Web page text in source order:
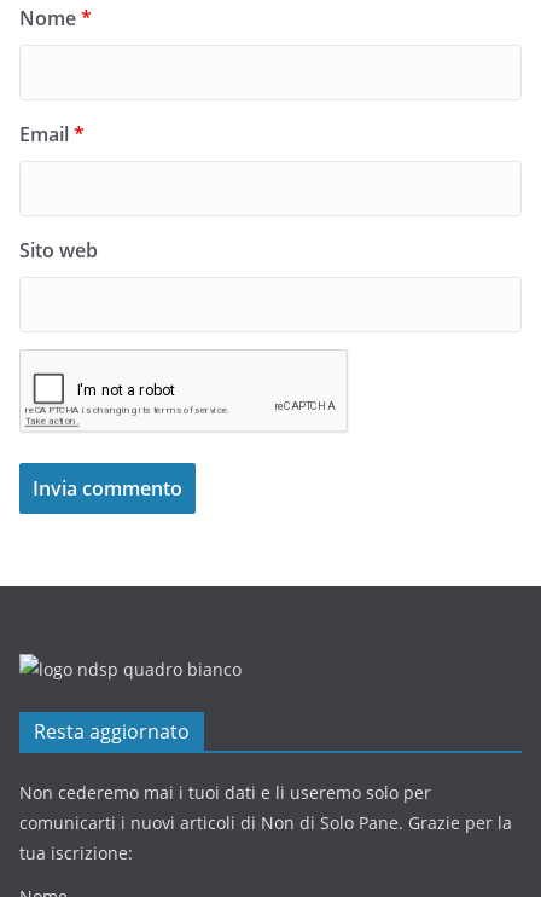
Nome*
Email*
Sito web
Resta aggiornato
Non cederemo mai i tuoi dati e li useremo solo per
comunicarti i nuovi articoli di Non di Solo Pane. Grazie per la
tua iscrizione: